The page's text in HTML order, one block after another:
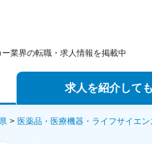
ー業界の転職・求人情報を掲載中
求人を紹介して
エージェントサービス
医薬品・医療機器・ライフサイエ